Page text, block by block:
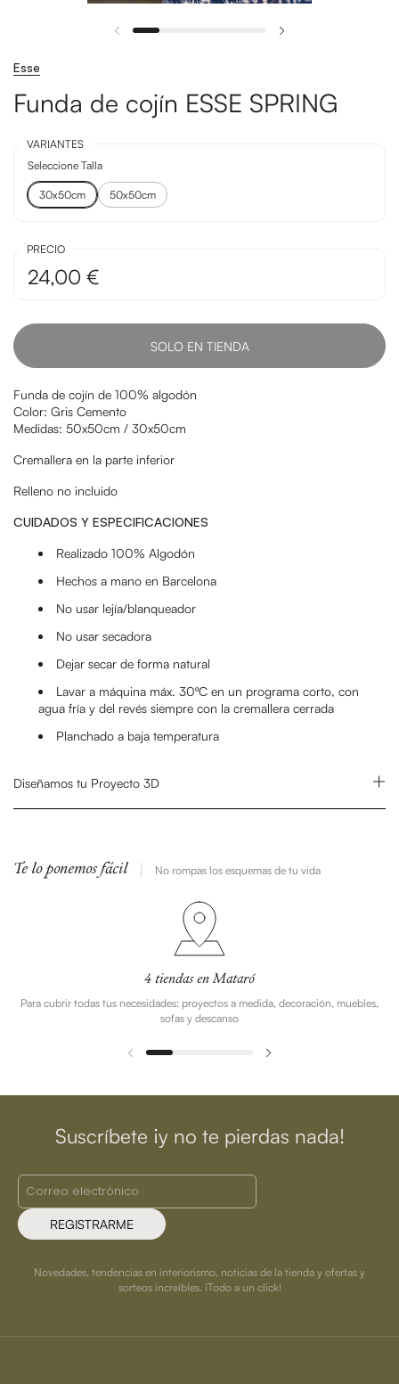
Esse
Funda de cojín ESSE SPRING
VARIANTES
Seleccione Talla
30x50cm 50x50cm
PRECIO
24,00 €
SOLO EN TIENDA
Funda de cojín de 100% algodón
Color: Gris Cemento
Medidas: 50x50cm / 30x50cm
Cremallera en la parte inferior
Relleno no incluido
CUIDADOS Y ESPECIFICACIONES
Realizado 100% Algodón
Hechos a mano en Barcelona
No usar lejía/blanqueador
No usar secadora
Dejar secar de forma natural
Lavar a máquina máx. 30ºC en un programa corto, con
agua fría y del revés siempre con la cremallera cerrada
Planchado a baja temperatura
Diseñamos tu Proyecto 3D
Te lo ponemos fácil No rompas los esquemas de tu vida
4 tiendas en Mataró
Para cubrir todas tus necesidades: proyectos a medida, decoración, muebles,
sofas y descanso
Suscríbete ¡y no te pierdas nada!
REGISTRARME
Novedades, tendencias en interiorismo, noticias de la tienda y ofertas y
sorteos increíbles. ¡Todo a un click!